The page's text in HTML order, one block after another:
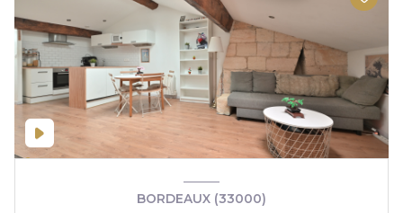
BORDEAUX (33000)